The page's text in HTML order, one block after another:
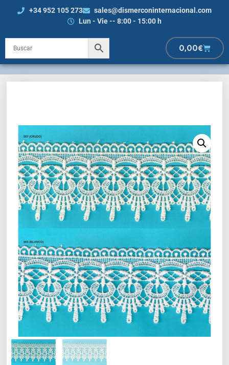
+34 952 105 273
sales@dismerconinternacional.com
Lun - Vie -- 8:00 - 15:00 h
0,00€